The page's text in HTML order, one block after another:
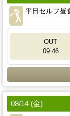
平日セルフ
OUT
09:46
08/14 (金)